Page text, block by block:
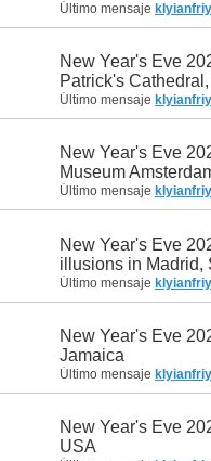
Último mensaje
New Year's Eve
Patrick's
Último mensaje
New Year's Eve
Museum
Último mensaje
New Year's Eve
illusions in Madrid,
Último mensaje
New Year's Eve
Jamaica
Último mensaje
New Year's Eve
USA